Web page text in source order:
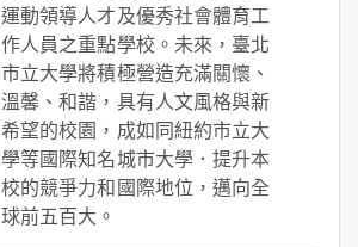
運動領導人才及優秀社會體育工
作人員之重點學校。未來，臺北
市立大學將積極營造充滿關懷、
溫馨、和諧，具有人文風格與新
希望的校園，成如同紐約市立大
學等國際知名城市大學．提升本
校的競爭力和國際地位，邁向全
球前五百大。